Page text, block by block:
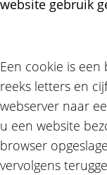
website gebruik
Een cookie is een
reeks letters en
webserver naar
u een website
browser
vervolgens